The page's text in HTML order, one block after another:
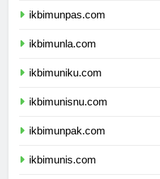
ikbimunpas.com
ikbimunla.com
ikbimuniku.com
ikbimunisnu.com
ikbimunpak.com
ikbimunis.com